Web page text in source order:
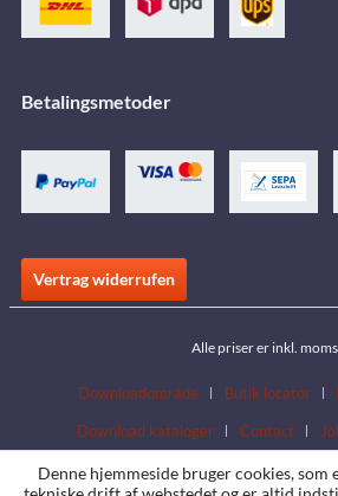
Betalingsmetoder
Vertrag widerrufen
Alle priser er inkl. moms
Downloadområde Butik locator
Download kataloger
Contact
Denne hjemmeside bruger cookies, som